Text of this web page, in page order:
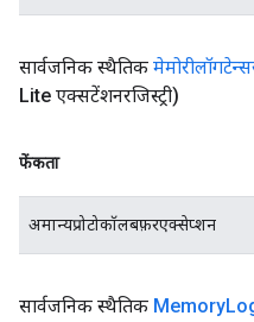
सार्वजनिक स्थैतिक
Lite एक्सटेंशनरजिस्ट्री)
फेंकता
अमान्यप्रोटोकॉलबफ़रएक्सेप्शन
सार्वजनिक स्थैतिक Memory